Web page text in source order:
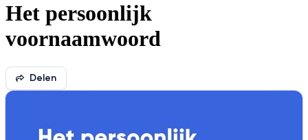
Het persoonlijk
voornaamwoord
Delen